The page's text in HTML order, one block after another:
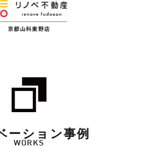
ーション事例
WORKS